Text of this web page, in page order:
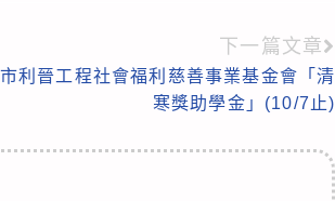
下一篇文章
利晉工程社會福利慈善事業基金會「清
寒獎助學金」(10/7止)